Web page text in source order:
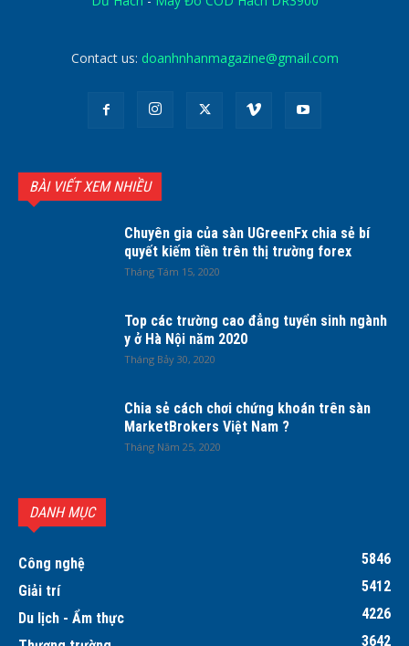
Contact us: doanhnhanmagazine@gmail.com
BÀI VIẾT XEM NHIỀU
Chuyên gia của sàn UGreenFx chia sẻ bí
quyết kiếm tiền trên thị trường forex
Tháng Tám 15, 2020
Top các trường cao đẳng tuyển sinh ngành
y ở Hà Nội năm 2020
Tháng Bảy 30, 2020
Chia sẻ cách chơi chứng khoán trên sàn
MarketBrokers Việt Nam ?
Tháng Năm 25, 2020
DANH MỤC
Công nghệ
5846
Giải trí
5412
Du lịch - Ẩm thực
4226
3642